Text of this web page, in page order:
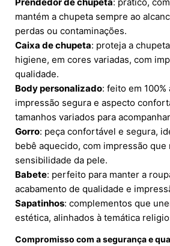
mantém a chupeta sempre ao
perdas ou contaminações.
Caixa de chupeta: proteja a
higiene, em cores variadas, com
qualidade.
Body personalizado: feito em 100%
impressão segura e aspecto
tamanhos variados para
Gorro: peça confortável e segura,
bebê aquecido, com impressão que
sensibilidade da pele.
Babete: perfeito para manter a
acabamento de qualidade e
Sapatinhos: complementos que
estética, alinhados à temática
Compromisso com a segurança e